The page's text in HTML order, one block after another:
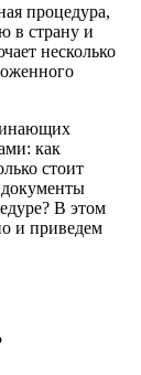
процедура,
в страну и
несколько
как
стоит
В этом
и приведем